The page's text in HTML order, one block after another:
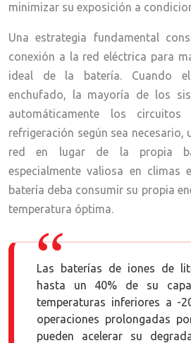
minimizar su exposición a
Una estrategia fundamental
conexión a la red eléctrica para
ideal de la batería. Cuando el
enchufado, la mayoría de los
automáticamente los
refrigeración según sea necesario,
red en lugar de la propia
especialmente valiosa en climas
batería deba consumir su propia
temperatura óptima.
Las baterías de iones de
hasta un 40% de su
temperaturas inferiores a -
operaciones prolongadas
pueden acelerar su